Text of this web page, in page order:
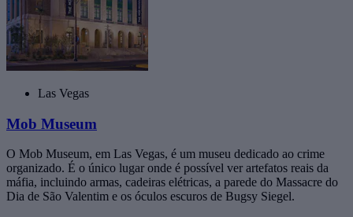
Las Vegas
Mob Museum
O Mob Museum, em Las Vegas, é um museu dedicado ao crime
organizado. É o único lugar onde é possível ver artefatos reais da
máfia, incluindo armas, cadeiras elétricas, a parede do Massacre do
Dia de São Valentim e os óculos escuros de Bugsy Siegel.